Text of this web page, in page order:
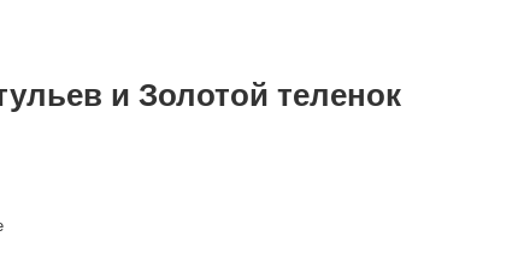
и Золотой теленок